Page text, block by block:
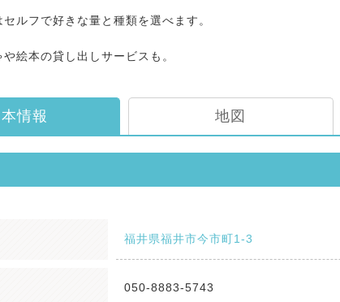
ルフで好きな量と種類を選べます。
絵本の貸し出しサービスも。
情報 地図
福井県福井市今市町1-3
050-8883-5743